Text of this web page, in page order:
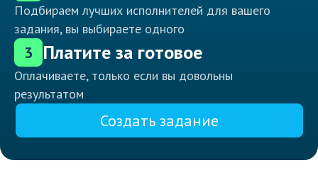
Подбираем лучших исполнителей для вашего
задания, вы выбираете одного
3 Платите за готовое
Оплачиваете, только если вы довольны
результатом
Создать задание